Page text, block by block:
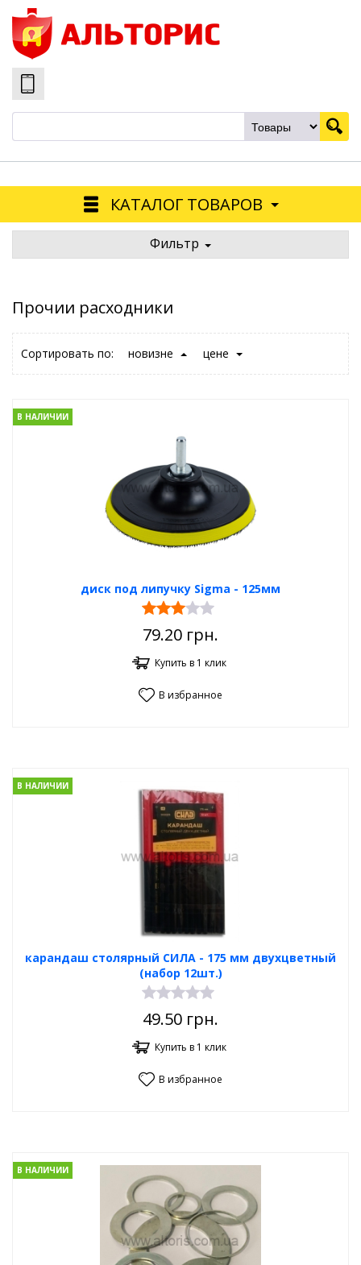
КАТАЛОГ ТОВАРОВ
Фильтр
Прочии расходники
Сортировать по: новизне цене
диск под липучку Sigma - 125мм
В НАЛИЧИИ
79.20 грн.
Купить в 1 клик
В избранное
карандаш столярный СИЛА - 175 мм двухцветный
(набор 12шт.)
В НАЛИЧИИ
49.50 грн.
Купить в 1 клик
В избранное
В НАЛИЧИИ